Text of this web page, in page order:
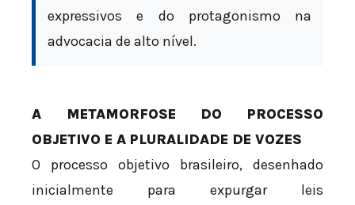
expressivos e do protagonismo na
advocacia de alto nível.
A METAMORFOSE DO PROCESSO
OBJETIVO E A PLURALIDADE DE VOZES
O processo objetivo brasileiro, desenhado
inicialmente para expurgar leis